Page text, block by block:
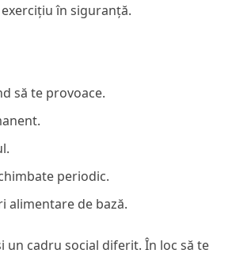
în siguranță.
să te provoace.
periodic.
alimentare de bază.
un cadru social diferit. În loc să te